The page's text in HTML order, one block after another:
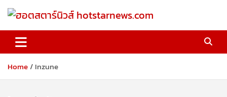
ฮอตสตาร์นิวส์ hotstarnews.com
Home Inzune